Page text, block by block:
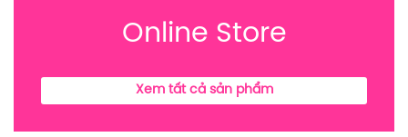
Online Store
Xem tất cả sản phẩm